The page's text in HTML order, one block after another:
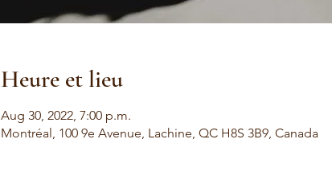
Heure et lieu
Aug 30, 2022, 7:00 p.m.
Montréal, 100 9e Avenue, Lachine, QC H8S 3B9, Canada